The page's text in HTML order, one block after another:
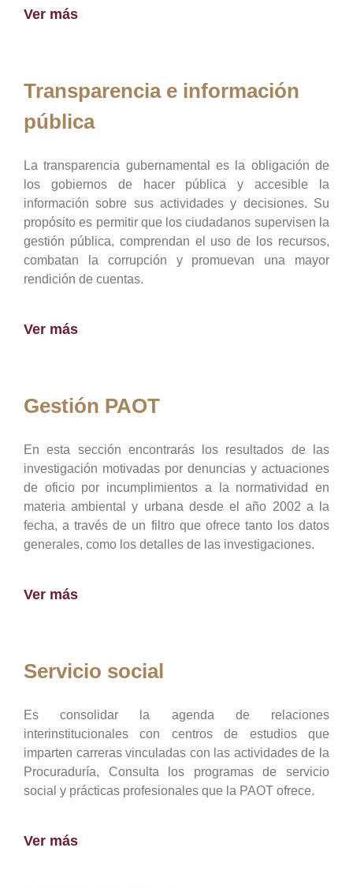
Ver más
Transparencia e información
pública
La transparencia gubernamental es la obligación de
los gobiernos de hacer pública y accesible la
información sobre sus actividades y decisiones. Su
propósito es permitir que los ciudadanos supervisen la
gestión pública, comprendan el uso de los recursos,
combatan la corrupción y promuevan una mayor
rendición de cuentas.
Ver más
Gestión PAOT
En esta sección encontrarás los resultados de las
investigación motivadas por denuncias y actuaciones
de oficio por incumplimientos a la normatividad en
materia ambiental y urbana desde el año 2002 a la
fecha, a través de un filtro que ofrece tanto los datos
generales, como los detalles de las investigaciones.
Ver más
Servicio social
Es consolidar la agenda de relaciones
interinstitucionales con centros de estudios que
imparten carreras vinculadas con las actividades de la
Procuraduría, Consulta los programas de servicio
social y prácticas profesionales que la PAOT ofrece.
Ver más